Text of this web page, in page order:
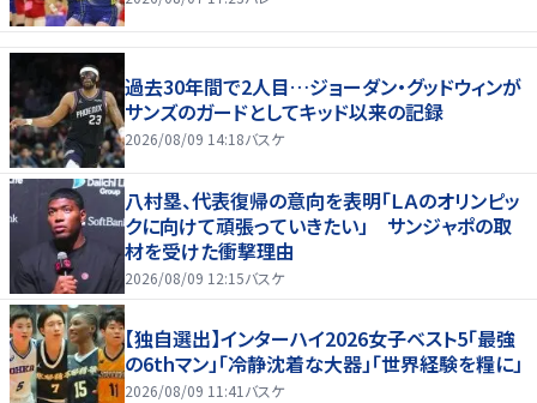
過去30年間で2人目…ジョーダン・グッドウィンが
サンズのガードとしてキッド以来の記録
2026/08/09 14:18バスケ
八村塁、代表復帰の意向を表明「ＬＡのオリンピッ
クに向けて頑張っていきたい」 サンジャポの取
材を受けた衝撃理由
2026/08/09 12:15バスケ
【独自選出】インターハイ2026女子ベスト5「最強
の6thマン」「冷静沈着な大器」「世界経験を糧に」
2026/08/09 11:41 バスケ